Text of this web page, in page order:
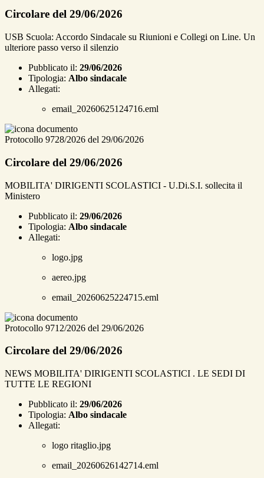
Circolare del 29/06/2026
USB Scuola: Accordo Sindacale su Riunioni e Collegi on Line. Un
ulteriore passo verso il silenzio
Pubblicato il: 29/06/2026
Tipologia: Albo sindacale
Allegati:
email_20260625124716.eml
Protocollo 9728/2026 del 29/06/2026
Circolare del 29/06/2026
MOBILITA' DIRIGENTI SCOLASTICI - U.Di.S.I. sollecita il
Ministero
Pubblicato il: 29/06/2026
Tipologia: Albo sindacale
Allegati:
logo.jpg
aereo.jpg
email_20260625224715.eml
Protocollo 9712/2026 del 29/06/2026
Circolare del 29/06/2026
NEWS MOBILITA' DIRIGENTI SCOLASTICI . LE SEDI DI
TUTTE LE REGIONI
Pubblicato il: 29/06/2026
Tipologia: Albo sindacale
Allegati:
logo ritaglio.jpg
email_20260626142714.eml